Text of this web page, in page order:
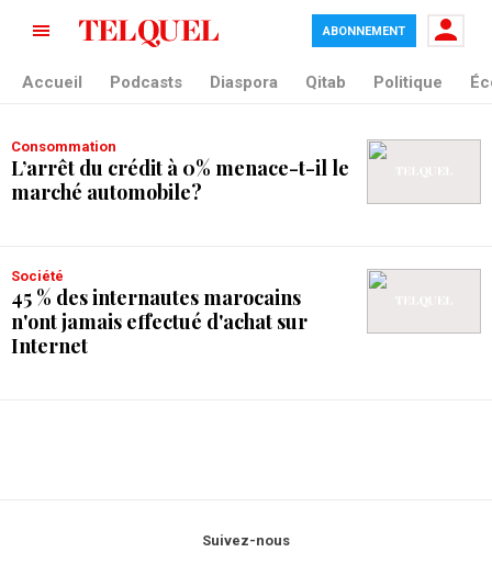
tag blade
ABONNEMENT
Accueil Podcasts Diaspora Qitab Politique
Consommation
L’arrêt du crédit à 0% menace-t-il le
marché automobile?
Société
45 % des internautes marocains
n'ont jamais effectué d'achat sur
Internet
Suivez-nous